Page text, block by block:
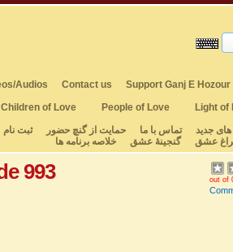
Audios Contact us Support Ganj E Hozour
Children of Love People of Love Light of
های جدید تماس با ما حمایت از گنچ حضور ثبت نام
عشق گنجینهٔ عشق خلاصه برنامه ها
993 out of